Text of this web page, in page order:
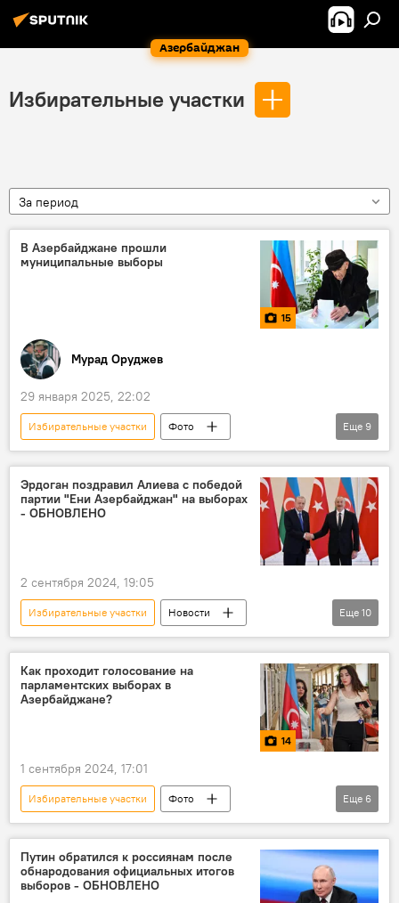
Азербайджан
Избирательные участки
За период
В Азербайджане прошли
муниципальные выборы
15
Мурад Оруджев
29 января 2025, 22:02
Избирательные участки
Фото
Азербайджан
Общество
Выборы
Муниципалитет
Муниципальные выборы
ЦИК АР
Голосование
Избиратели
Еще 9
Эрдоган поздравил Алиева с победой
партии "Ени Азербайджан" на выборах
- ОБНОВЛЕНО
2 сентября 2024, 19:05
Избирательные участки
Новости
Азербайджан
Политика
Милли Меджлис
Внеочередные парламентские выборы
Мазахир Панахов
Еще 10
Как проходит голосование на
парламентских выборах в
Азербайджане?
14
1 сентября 2024, 17:01
Избирательные участки
Фото
фотолента
Азербайджан
Политика
Внеочередные парламентские выборы
Еще 6
Путин обратился к россиянам после
обнародования официальных итогов
выборов - ОБНОВЛЕНО